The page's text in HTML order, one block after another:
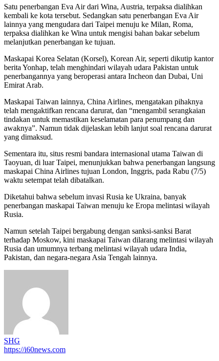
Satu penerbangan Eva Air dari Wina, Austria, terpaksa dialihkan
kembali ke kota tersebut. Sedangkan satu penerbangan Eva Air
lainnya yang mengudara dari Taipei menuju ke Milan, Roma,
terpaksa dialihkan ke Wina untuk mengisi bahan bakar sebelum
melanjutkan penerbangan ke tujuan.
Maskapai Korea Selatan (Korsel), Korean Air, seperti dikutip kantor
berita Yonhap, telah menghindari wilayah udara Pakistan untuk
penerbangannya yang beroperasi antara Incheon dan Dubai, Uni
Emirat Arab.
Maskapai Taiwan lainnya, China Airlines, mengatakan pihaknya
telah mengaktifkan rencana darurat, dan “mengambil serangkaian
tindakan untuk memastikan keselamatan para penumpang dan
awaknya”. Namun tidak dijelaskan lebih lanjut soal rencana darurat
yang dimaksud.
Sementara itu, situs resmi bandara internasional utama Taiwan di
Taoyuan, di luar Taipei, menunjukkan bahwa penerbangan langsung
maskapai China Airlines tujuan London, Inggris, pada Rabu (7/5)
waktu setempat telah dibatalkan.
Diketahui bahwa sebelum invasi Rusia ke Ukraina, banyak
penerbangan maskapai Taiwan menuju ke Eropa melintasi wilayah
Rusia.
Namun setelah Taipei bergabung dengan sanksi-sanksi Barat
terhadap Moskow, kini maskapai Taiwan dilarang melintasi wilayah
Rusia dan umumnya terbang melintasi wilayah udara India,
Pakistan, dan negara-negara Asia Tengah lainnya.
SHG
https://i60news.com